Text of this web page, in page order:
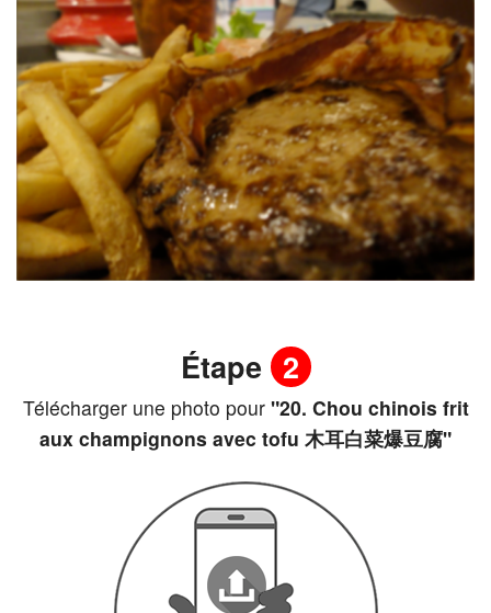
Étape 2
Télécharger une photo pour"20. Chou chinois frit
aux champignons avec tofu 木耳白菜爆豆腐"